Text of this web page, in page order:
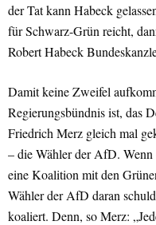
der Tat kann Habeck
für Schwarz-Grün reicht,
Robert Habeck
Damit keine Zweifel
Regierungsbündnis ist, das
Friedrich Merz gleich mal
– die Wähler der AfD.
eine Koalition mit den
Wähler der AfD daran
koaliert. Denn, so Merz: